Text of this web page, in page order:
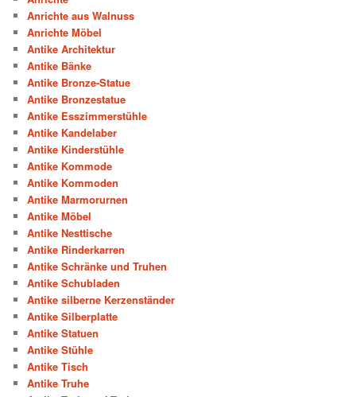
Anrichte aus Walnuss
Anrichte Möbel
Antike Architektur
Antike Bänke
Antike Bronze-Statue
Antike Bronzestatue
Antike Esszimmerstühle
Antike Kandelaber
Antike Kinderstühle
Antike Kommode
Antike Kommoden
Antike Marmorurnen
Antike Möbel
Antike Nesttische
Antike Rinderkarren
Antike Schränke und Truhen
Antike Schubladen
Antike silberne Kerzenständer
Antike Silberplatte
Antike Statuen
Antike Stühle
Antike Tisch
Antike Truhe